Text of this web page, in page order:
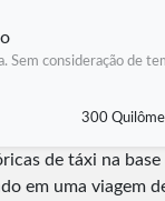
Sem consideração de
300
de táxi na
em uma viagem